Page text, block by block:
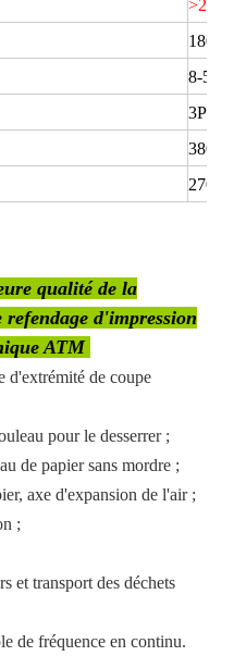
180
8-
qualité de la
refendage d'impression
ATM
d'extrémité de coupe
pour le desserrer ;
de papier sans mordre ;
axe d'expansion de l'air ;
;
et transport des déchets
de fréquence en continu.